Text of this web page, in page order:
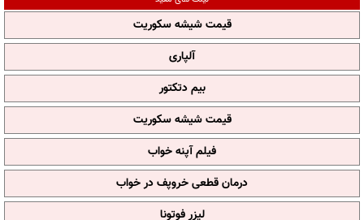
قیمت شیشه سکوریت
آلپاری
بیم دتکتور
قیمت شیشه سکوریت
فیلم آپنه خواب
درمان قطعی خروپف در خواب
لیزر فوتونا